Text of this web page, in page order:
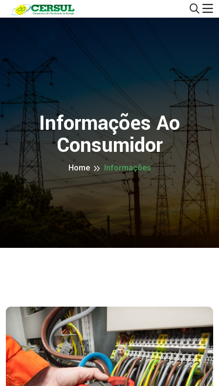
Informações Ao
Consumidor
Home Informações